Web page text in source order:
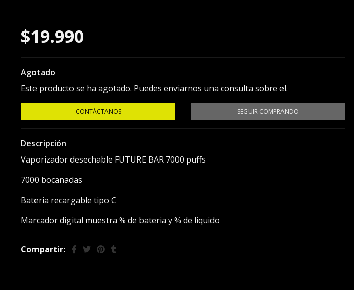
$19.990
Agotado
Este producto se ha agotado. Puedes enviarnos una consulta sobre el.
CONTÁCTANOS SEGUIR COMPRANDO
Descripción
Vaporizador desechable FUTURE BAR 7000 puffs
7000 bocanadas
Bateria recargable tipo C
Marcador digital muestra % de bateria y % de liquido
Compartir: